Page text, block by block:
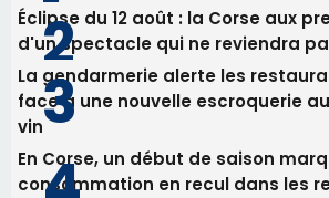
Éclipse du 12 août : la Corse aux
d'un spectacle qui ne reviendra
La gendarmerie alerte les
face à une nouvelle escroquerie
vin
En Corse, un début de saison
consommation en recul dans les